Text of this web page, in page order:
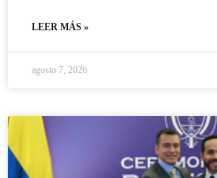
LEER MÁS »
agosto 7, 2026